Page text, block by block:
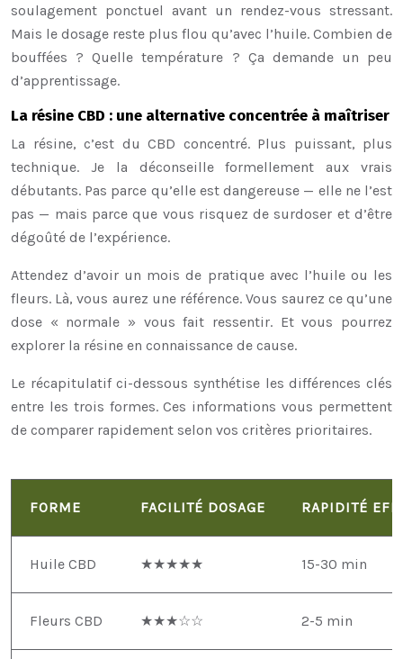
soulagement ponctuel avant un rendez-vous stressant.
Mais le dosage reste plus flou qu’avec l’huile. Combien de
bouffées ? Quelle température ? Ça demande un peu
d’apprentissage.
La résine CBD : une alternative concentrée à maîtriser
La résine, c’est du CBD concentré. Plus puissant, plus
technique. Je la déconseille formellement aux vrais
débutants. Pas parce qu’elle est dangereuse — elle ne l’est
pas — mais parce que vous risquez de surdoser et d’être
dégoûté de l’expérience.
Attendez d’avoir un mois de pratique avec l’huile ou les
fleurs. Là, vous aurez une référence. Vous saurez ce qu’une
dose « normale » vous fait ressentir. Et vous pourrez
explorer la résine en connaissance de cause.
Le récapitulatif ci-dessous synthétise les différences clés
entre les trois formes. Ces informations vous permettent
de comparer rapidement selon vos critères prioritaires.
FORME FACILITÉ DOSAGE RAPIDITÉ
Huile CBD ★★★★★ 15-30 min
Fleurs CBD ★★★☆☆ 2-5 min